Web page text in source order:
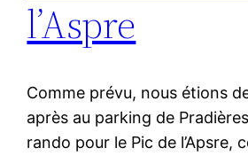
l’Aspre
Comme prévu, nous étions
après au parking de
rando pour le Pic de l’Apsre,